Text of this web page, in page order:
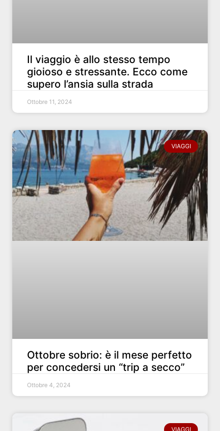
Il viaggio è allo stesso tempo
gioioso e stressante. Ecco come
supero l’ansia sulla strada
Ottobre 11, 2024
VIAGGI
Ottobre sobrio: è il mese perfetto
per concedersi un “trip a secco”
Ottobre 4, 2024
VIAGGI